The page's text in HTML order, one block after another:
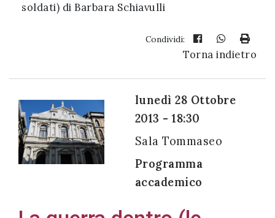
soldati) di Barbara Schiavulli
Condividi:
Torna indietro
lunedì 28 Ottobre
2013 - 18:30
Sala Tommaseo
Programma
accademico
Acconsento